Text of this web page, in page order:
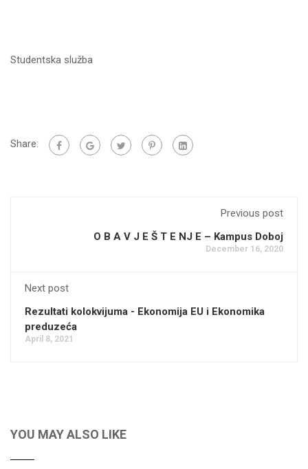
Studentska služba
Share:
Previous post
O B A V J E Š T E NJ E – Kampus Doboj
December 16, 2020
Next post
Rezultati kolokvijuma - Ekonomija EU i Ekonomika
preduzeća
April 8, 2021
YOU MAY ALSO LIKE